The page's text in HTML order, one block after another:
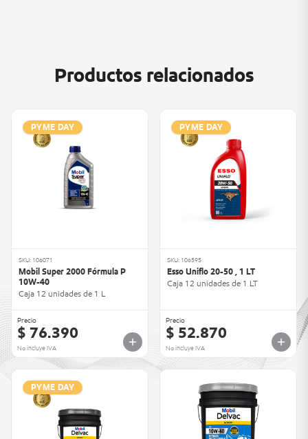
Productos relacionados
PYME DAY
SKU: 106071
Mobil Super 2000 Fórmula P
10W-40
Caja 12 unidades de 1 L
Precio
$ 76.390
No incluye IVA
PYME DAY
SKU: 106595
Esso Uniflo 20-50 , 1 LT
Caja 12 unidades de 1 LT
Precio
$ 52.870
No incluye IVA
PYME DAY